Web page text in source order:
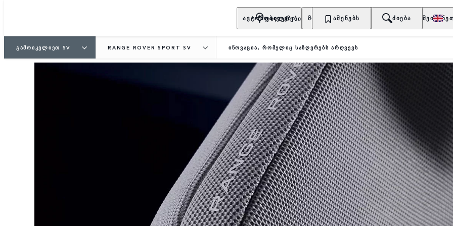
ᲐᲕᲢᲝᲛᲝᲑᲘᲚᲔᲑᲘ ᲛᲤᲚᲝᲑᲔᲚᲔᲑᲘ ᲐᲦᲛᲝᲐᲩᲘᲜᲔᲗ
ᲓᲘᲚᲔᲠᲔᲑᲘ ᲐᲨᲔᲜᲔᲑᲡ ᲫᲘᲔᲑᲐ
ᲒᲐᲛᲝᲘᲙᲕᲚᲘᲔᲗ SV RANGE ROVER SPORT SV ᲘᲜᲝᲕᲐᲪᲘᲐ, ᲠᲝᲛᲔᲚᲘᲪ ᲡᲐᲖᲦᲕᲠᲔᲑᲡ ᲐᲠᲦᲕᲔᲕᲡ